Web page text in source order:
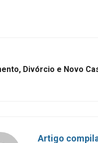
Divórcio e Novo
Artigo